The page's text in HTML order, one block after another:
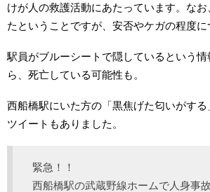
けが人の救護活動にあたっています。な
たということですが、安否やケガの程度に
駅員がブルーシートで隠しているという
ら、死亡している可能性も。
西船橋駅にいた方の「黒焦げた匂いがす
ツイートもありました。
緊急！！
西船橋駅の武蔵野線ホームで人身事